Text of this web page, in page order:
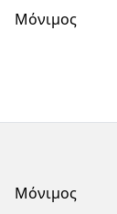
Μόνιμος
Μόνιμος